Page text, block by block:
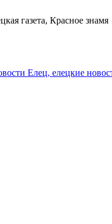
газета, Красное знамя
Елец, елецкие